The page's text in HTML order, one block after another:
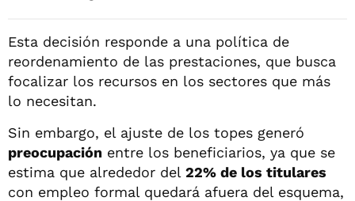
Esta decisión responde a una política de
reordenamiento de las prestaciones, que busca
focalizar los recursos en los sectores que más
lo necesitan.
Sin embargo, el ajuste de los topes generó
preocupación entre los beneficiarios, ya que se
estima que alrededor del 22% de los titulares
con empleo formal quedará afuera del esquema,